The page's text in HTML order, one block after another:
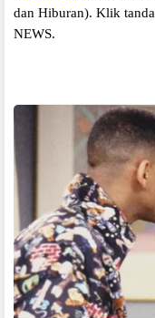
dan Hiburan). Klik tanda
NEWS.